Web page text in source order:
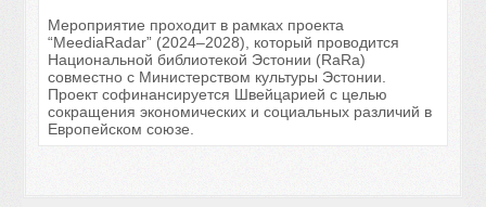
Мероприятие проходит в рамках проекта
“MeediaRadar” (2024–2028), который проводится
Национальной библиотекой Эстонии (RaRa)
совместно с Министерством культуры Эстонии.
Проект софинансируется Швейцарией с целью
сокращения экономических и социальных различий в
Европейском союзе.